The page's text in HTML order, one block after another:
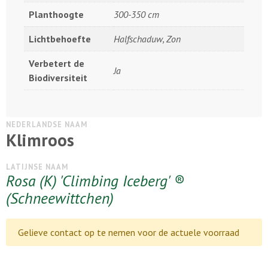
Planthoogte 300-350 cm
Lichtbehoefte Halfschaduw, Zon
Verbetert de
Biodiversiteit
Ja
NEDERLANDSE NAAM
Klimroos
LATIJNSE NAAM
Rosa (K) 'Climbing Iceberg' ®
(Schneewittchen)
Gelieve contact op te nemen voor de actuele voorraad